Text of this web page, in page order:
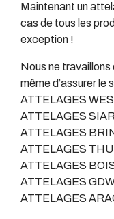
Maintenant un
cas de tous les
exception !
Nous ne travaillons
même d’assurer le
ATTELAGES
ATTELAGES
ATTELAGES
ATTELAGES
ATTELAGES
ATTELAGES
ATTELAGES